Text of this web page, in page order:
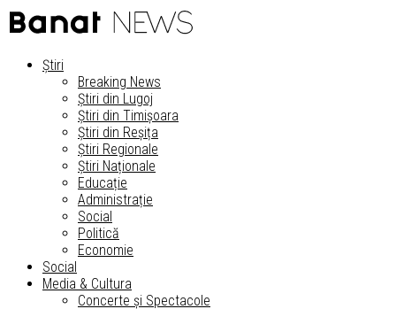
Știri
Breaking News
Știri din Lugoj
Știri din Timișoara
Știri din Reșița
Știri Regionale
Știri Naționale
Educație
Administrație
Social
Politică
Economie
Social
Media & Cultura
Concerte și Spectacole